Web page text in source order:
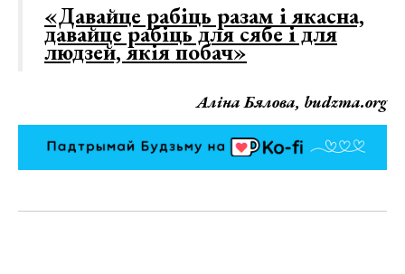
«Давайце рабіць разам і якасна,
давайце рабіць для сябе і для
людзей, якія побач»
Аліна Бялова, budzma.org